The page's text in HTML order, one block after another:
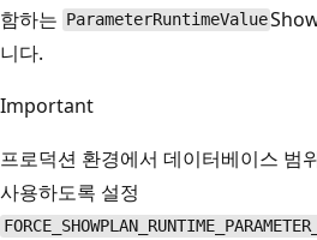
함하는 ParameterRuntimeValue
니다.
Important
프로덕션 환경에서 데이터베이스 범
사용하도록 설정